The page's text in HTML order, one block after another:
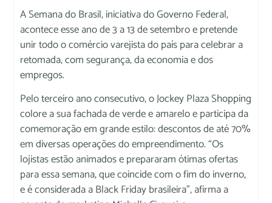
A Semana do Brasil, iniciativa do Governo Federal,
acontece esse ano de 3 a 13 de setembro e pretende
unir todo o comércio varejista do país para celebrar a
retomada, com segurança, da economia e dos
empregos.
Pelo terceiro ano consecutivo, o Jockey Plaza Shopping
colore a sua fachada de verde e amarelo e participa da
comemoração em grande estilo: descontos de até 70%
em diversas operações do empreendimento. “Os
lojistas estão animados e prepararam ótimas ofertas
para essa semana, que coincide com o fim do inverno,
e é considerada a Black Friday brasileira”, afirma a